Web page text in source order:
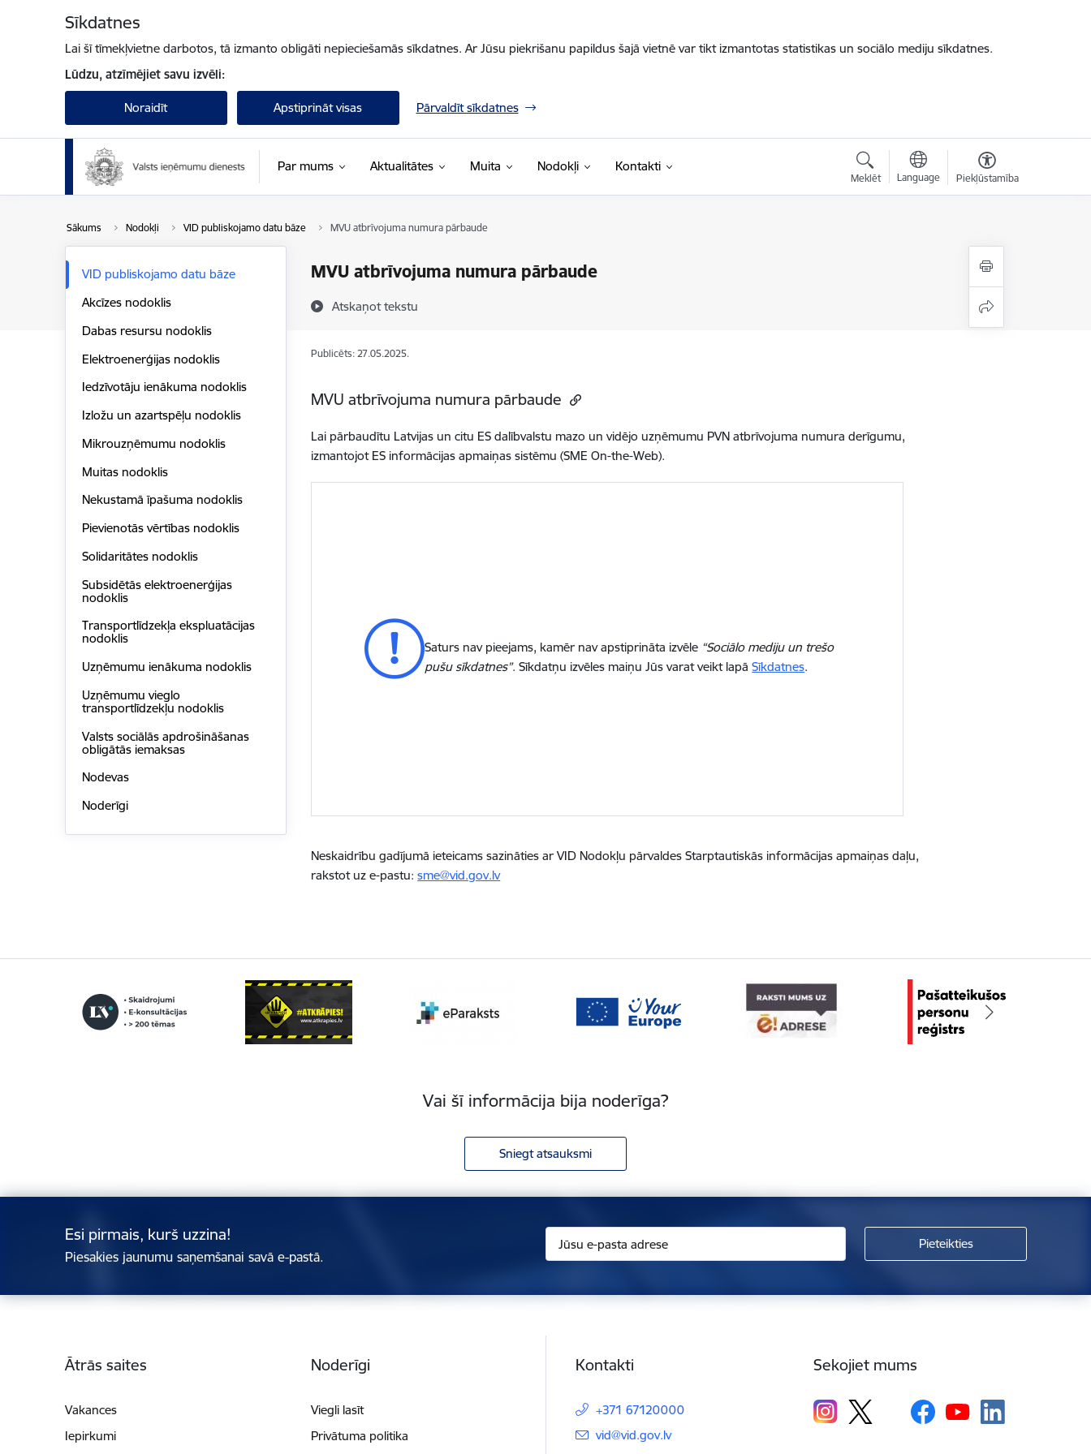
Sīkdatnes
Lai šī tīmekļvietne darbotos, tā izmanto obligāti nepieciešamās sīkdatnes. Ar Jūsu piekrišanu papildus šajā vietnē var tikt izmantotas statistikas un sociālo mediju sīkdatnes.
Lūdzu, atzīmējiet savu izvēli:
Noraidīt Apstiprināt visas Pārvaldīt sīkdatnes
Par mums Aktualitātes Muita Nodokļi Kontakti
Meklēt Language Piekļūstamība
Sākums Nodokļi VID publiskojamo datu bāze MVU atbrīvojuma numura pārbaude
MVU atbrīvojuma numura pārbaude
Atskaņot tekstu
VID publiskojamo datu bāze
Akcīzes nodoklis
Dabas resursu nodoklis
Elektroenerģijas nodoklis
Iedzīvotāju ienākuma nodoklis
Izložu un azartspēļu nodoklis
Mikrouzņēmumu nodoklis
Muitas nodoklis
Nekustamā īpašuma nodoklis
Pievienotās vērtības nodoklis
Solidaritātes nodoklis
Subsidētās elektroenerģijas
nodoklis
Transportlīdzekļa ekspluatācijas
nodoklis
Uzņēmumu ienākuma nodoklis
Uzņēmumu vieglo
transportlīdzekļu nodoklis
Valsts sociālās apdrošināšanas
obligātās iemaksas
Nodevas
Noderīgi
Publicēts: 27.05.2025.
MVU atbrīvojuma numura pārbaude
Lai pārbaudītu Latvijas un citu ES dalībvalstu mazo un vidējo uzņēmumu PVN atbrīvojuma numura derīgumu,
izmantojot ES informācijas apmaiņas sistēmu (SME On-the-Web).
Saturs nav pieejams, kamēr nav apstiprināta izvēle “Sociālo mediju un trešo
pušu sīkdatnes”. Sīkdatņu izvēles maiņu Jūs varat veikt lapāSīkdatnes.
Neskaidrību gadījumā ieteicams sazināties ar VID Nodokļu pārvaldes Starptautiskās informācijas apmaiņas daļu,
rakstot uz e-pastu:sme@vid.gov.lv
Vai šī informācija bija noderīga?
Sniegt atsauksmi
Esi pirmais, kurš uzzina!
Piesakies jaunumu saņemšanai savā e-pastā.
Ātrās saites
Vakances
Iepirkumi
Noderīgi
Viegli lasīt
Privātuma politika
Kontakti
+371 67120000
E-pasts:
vid@vid.gov.lv
Sekojiet mums